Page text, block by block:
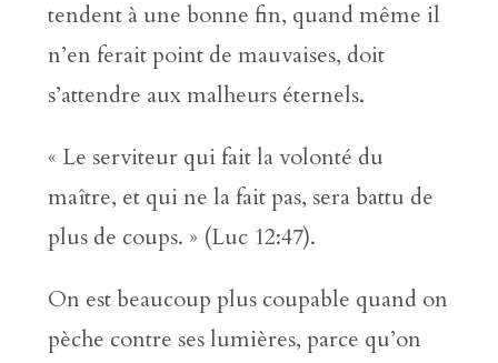
tendent à une bonne fin, quand même il
n’en ferait point de mauvaises, doit
s’attendre aux malheurs éternels.
« Le serviteur qui fait la volonté du
maître, et qui ne la fait pas, sera battu de
plus de coups. » (Luc 12:47).
On est beaucoup plus coupable quand on
pèche contre ses lumières, parce qu’on